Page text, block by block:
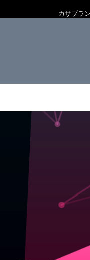
カサブラ